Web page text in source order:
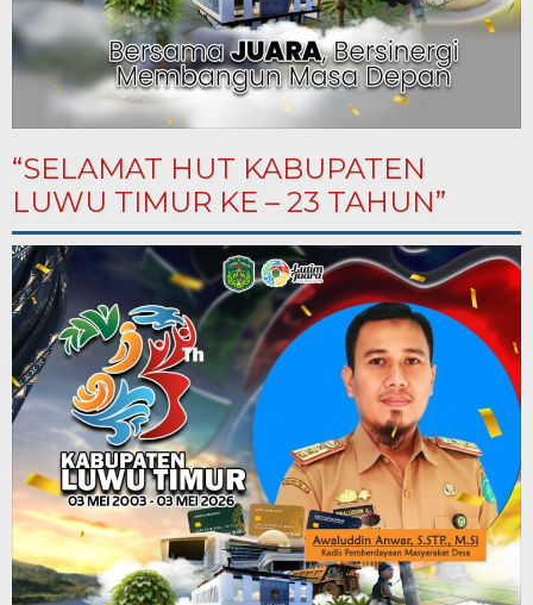
“SELAMAT HUT KABUPATEN
LUWU TIMUR KE – 23 TAHUN”